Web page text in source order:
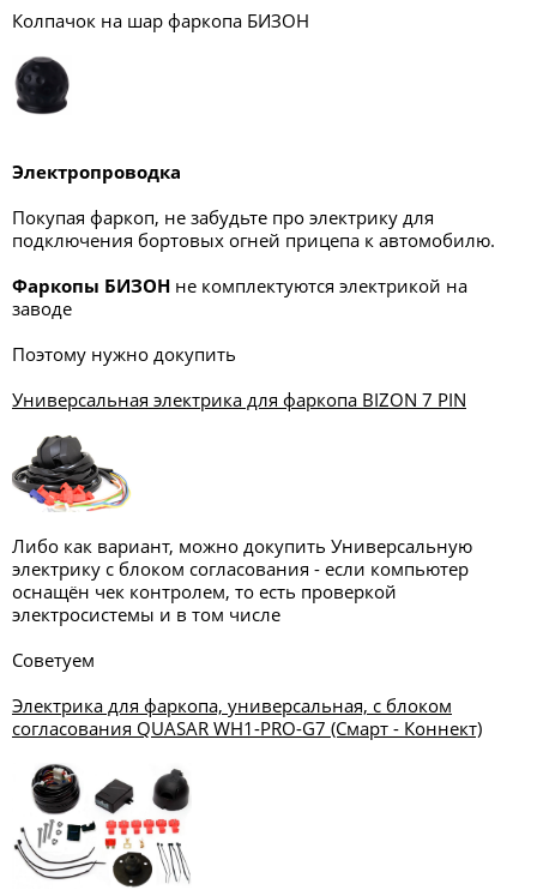
Колпачок на шар фаркопа БИЗОН
Электропроводка
Покупая фаркоп, не забудьте про электрику для
подключения бортовых огней прицепа к автомобилю.
Фаркопы БИЗОН не комплектуются электрикой на
заводе
Поэтому нужно докупить
Универсальная электрика для фаркопа BIZON 7 PIN
Либо как вариант, можно докупить Универсальную
электрику с блоком согласования - если компьютер
оснащён чек контролем, то есть проверкой
электросистемы и в том числе
Советуем
Электрика для фаркопа, универсальная, с блоком
согласования QUASAR WH1-PRO-G7 (Смарт - Коннект)